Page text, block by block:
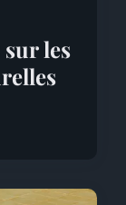
les